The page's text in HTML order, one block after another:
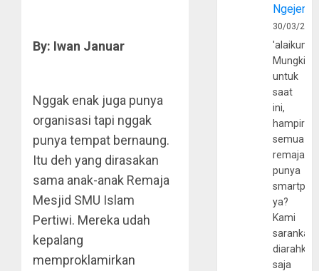
By: Iwan Januar
Nggak enak juga punya
organisasi tapi nggak
punya tempat bernaung.
Itu deh yang dirasakan
sama anak-anak Remaja
Mesjid SMU Islam
Pertiwi. Mereka udah
kepalang
memproklamirkan
30/03/
Mungkin
untuk
saat
ini,
hampir
semua
remaja
punya
ya?
Kami
sarankan,
diarahkan
saja